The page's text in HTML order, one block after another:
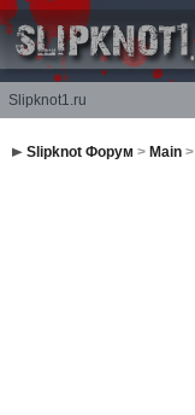
Slipknot1.ru
Slipknot Форум > Main>